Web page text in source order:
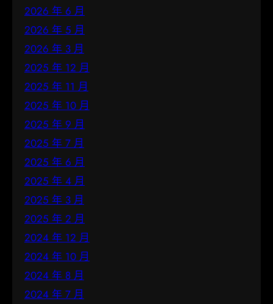
2026 年 6 月
2026 年 5 月
2026 年 3 月
2025 年 12 月
2025 年 11 月
2025 年 10 月
2025 年 9 月
2025 年 7 月
2025 年 6 月
2025 年 4 月
2025 年 3 月
2025 年 2 月
2024 年 12 月
2024 年 10 月
2024 年 8 月
2024 年 7 月